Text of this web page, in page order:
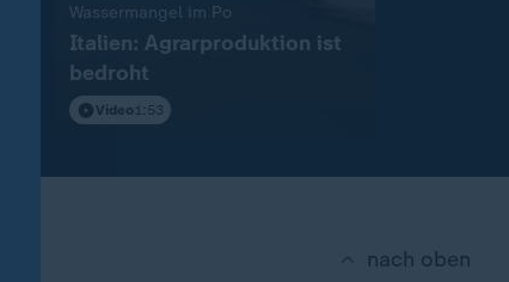
Wassermangel im Po
Italien: Agrarproduktion ist
bedroht
Video 1:53
nach oben